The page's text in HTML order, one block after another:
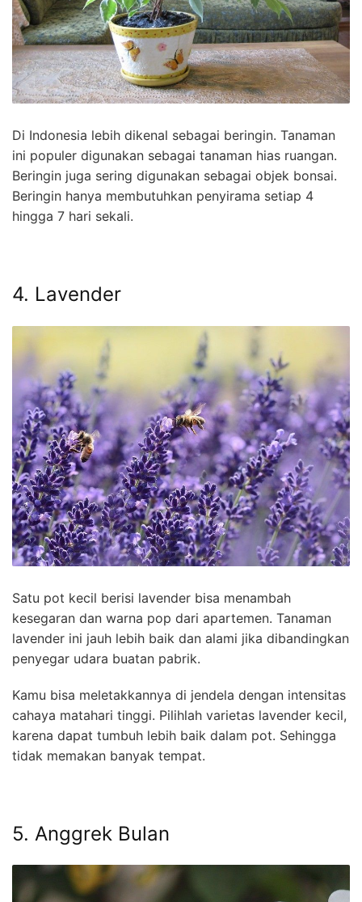
Di Indonesia lebih dikenal sebagai beringin. Tanaman
ini populer digunakan sebagai tanaman hias ruangan.
Beringin juga sering digunakan sebagai objek bonsai.
Beringin hanya membutuhkan penyirama setiap 4
hingga 7 hari sekali.
4. Lavender
Satu pot kecil berisi lavender bisa menambah
kesegaran dan warna pop dari apartemen. Tanaman
lavender ini jauh lebih baik dan alami jika dibandingkan
penyegar udara buatan pabrik.
Kamu bisa meletakkannya di jendela dengan intensitas
cahaya matahari tinggi. Pilihlah varietas lavender kecil,
karena dapat tumbuh lebih baik dalam pot. Sehingga
tidak memakan banyak tempat.
5. Anggrek Bulan